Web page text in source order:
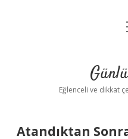
Eğlenceli ve dikkat
Atandıktan